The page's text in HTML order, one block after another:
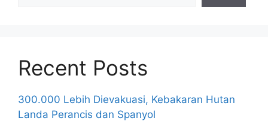
Recent Posts
300.000 Lebih Dievakuasi, Kebakaran Hutan
Landa Perancis dan Spanyol